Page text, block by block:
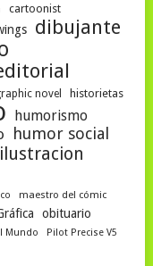
cartoonist
dibujante
novel historietas
humorismo
humor social
ilustracion
maestro del cómic
obituario
Mundo
Pilot Precise V5